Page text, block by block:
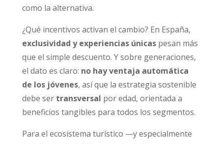
como la alternativa.
¿Qué incentivos activan el cambio? En España,
exclusividad y experiencias únicaspesan más
que el simple descuento. Y sobre generaciones,
el dato es claro: no hay ventaja automática
de los jóvenes, así que la estrategia sostenible
debe ser transversal por edad, orientada a
beneficios tangibles para todos los segmentos.
Para el ecosistema turístico —y especialmente